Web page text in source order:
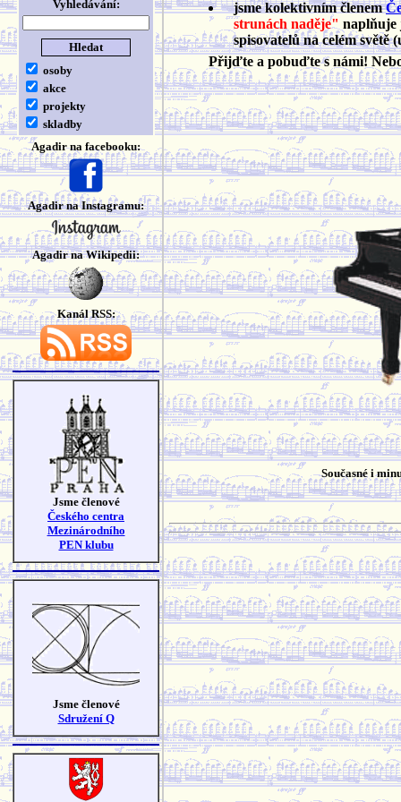
Vyhledávání:
osoby
akce
projekty
skladby
Agadir na facebooku:
Agadir na Instagramu:
Agadir na Wikipedii:
Kanál RSS:
Jsme členové
Českého centra
Mezinárodního
PEN klubu
Jsme členové
Sdružení Q
jsme kolektivním členem
strunách naděje" naplňuje
spisovatelů na celém světě
Přijďte a pobuďte s námi!
Současné i